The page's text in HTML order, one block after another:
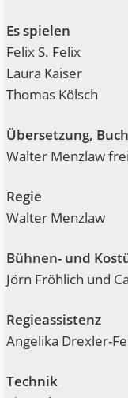
Es spie­len
Felix S. Felix
Lau­ra Kaiser
Tho­mas Kölsch
Über­set­zung, Buch
Wal­ter Menz­law
Regie
Wal­ter Menzlaw
Büh­nen- und
Jörn Fröh­lich und
Regie­as­sis­tenz
Ange­li­ka Drexler-
Tech­nik